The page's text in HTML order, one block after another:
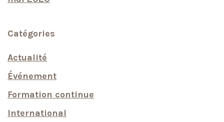
Catégories
Actualité
Événement
Formation continue
International